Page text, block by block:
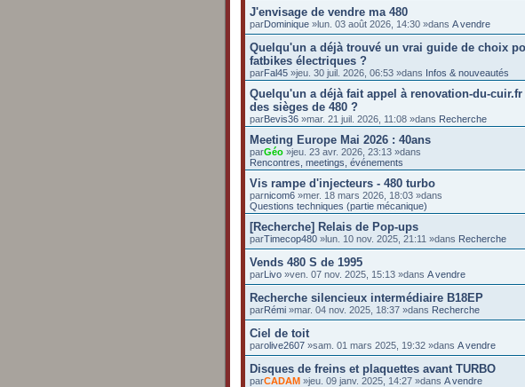
J'envisage de vendre ma 480
parDominique »lun. 03 août 2026, 14:30 »dans A vendre
Quelqu'un a déjà trouvé un vrai guide de choix
fatbikes électriques ?
parFal45 »jeu. 30 juil. 2026, 06:53 »dans Infos & nouveautés
Quelqu'un a déjà fait appel à renovation-du-
des sièges de 480 ?
parBevis36 »mar. 21 juil. 2026, 11:08 »dans Recherche
Meeting Europe Mai 2026 : 40ans
parGéo »jeu. 23 avr. 2026, 23:13 »dans
Rencontres, meetings, événements
Vis rampe d'injecteurs - 480 turbo
parnicom6 »mer. 18 mars 2026, 18:03 »dans
Questions techniques (partie mécanique)
[Recherche] Relais de Pop-ups
parTimecop480 »lun. 10 nov. 2025, 21:11 »dans Recherche
Vends 480 S de 1995
parLivo »ven. 07 nov. 2025, 15:13 »dans A vendre
Recherche silencieux intermédiaire B18EP
parRémi »mar. 04 nov. 2025, 18:37 »dans Recherche
Ciel de toit
parolive2607 »sam. 01 mars 2025, 19:32 »dans A vendre
Disques de freins et plaquettes avant TURBO
parCADAM »jeu. 09 janv. 2025, 14:27 »dans A vendre